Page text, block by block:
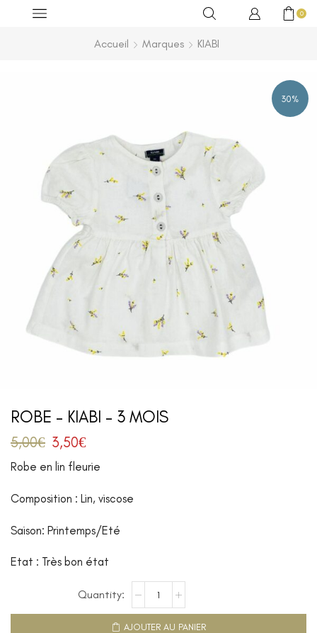
0
Accueil Marques KIABI
30%
ROBE – KIABI – 3 MOIS
5,00€ 3,50€
Robe en lin fleurie
Composition : Lin, viscose
Saison: Printemps/Eté
Etat : Très bon état
AJOUTER AU PANIER